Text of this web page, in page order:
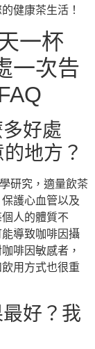
健康茶生活！
一杯
一次告
好處
地方？
研究，適量飲茶
護心血管以及
人的體質不
導致咖啡因攝
啡因敏感者，
用方式也很重
好？我